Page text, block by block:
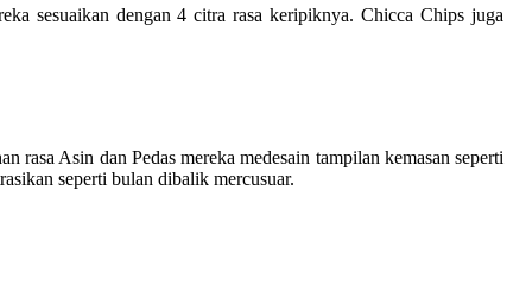
sesuaikan dengan 4 citra rasa keripiknya. Chicca Chips juga
Asin dan Pedas mereka medesain tampilan kemasan seperti
seperti bulan dibalik mercusuar.